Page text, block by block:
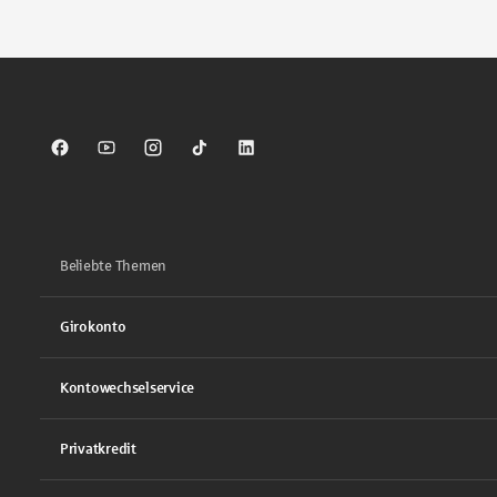
Sparkasse auf Facebook
Sparkasse auf Youtube
Sparkasse auf Instagram
Sparkasse auf TikTok
Sparkasse auf LinkedIn
Beliebte Themen
Girokonto
Kontowechselservice
Privatkredit